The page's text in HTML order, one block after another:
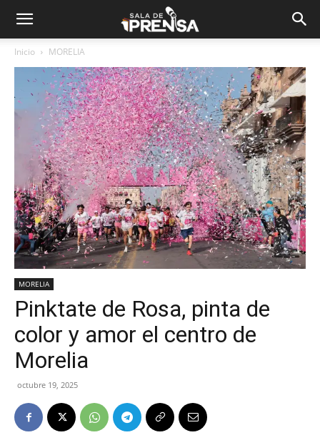
Inicio MORELIA
MORELIA
Pinktate de Rosa, pinta de
color y amor el centro de
Morelia
octubre 19, 2025